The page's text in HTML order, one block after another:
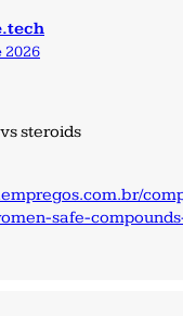
2026
steroids
safe-